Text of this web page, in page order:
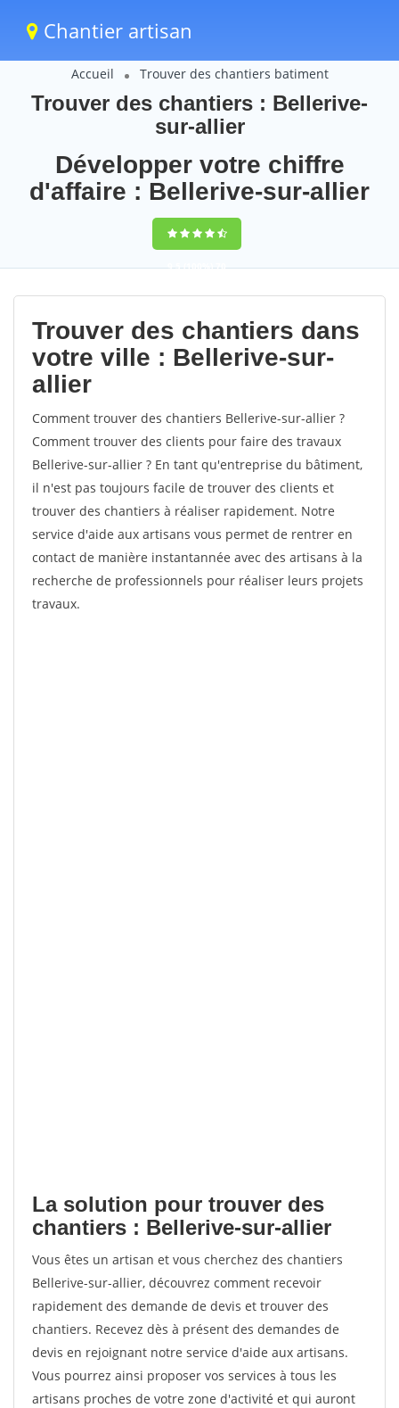
Chantier artisan
Accueil Trouver des chantiers batiment
Trouver des chantiers : Bellerive-
sur-allier
Développer votre chiffre
d'affaire : Bellerive-sur-allier
9,5(100%)70
votes
Trouver des chantiers dans
votre ville : Bellerive-sur-
allier
Comment trouver des chantiers Bellerive-sur-allier ?
Comment trouver des clients pour faire des travaux
Bellerive-sur-allier ? En tant qu'entreprise du bâtiment,
il n'est pas toujours facile de trouver des clients et
trouver des chantiers à réaliser rapidement. Notre
service d'aide aux artisans vous permet de rentrer en
contact de manière instantannée avec des artisans à la
recherche de professionnels pour réaliser leurs projets
travaux.
La solution pour trouver des
chantiers : Bellerive-sur-allier
Vous êtes un artisan et vous cherchez des chantiers
Bellerive-sur-allier, découvrez comment recevoir
rapidement des demande de devis et trouver des
chantiers. Recevez dès à présent des demandes de
devis en rejoignant notre service d'aide aux artisans.
Vous pourrez ainsi proposer vos services à tous les
artisans proches de votre zone d'activité et qui auront